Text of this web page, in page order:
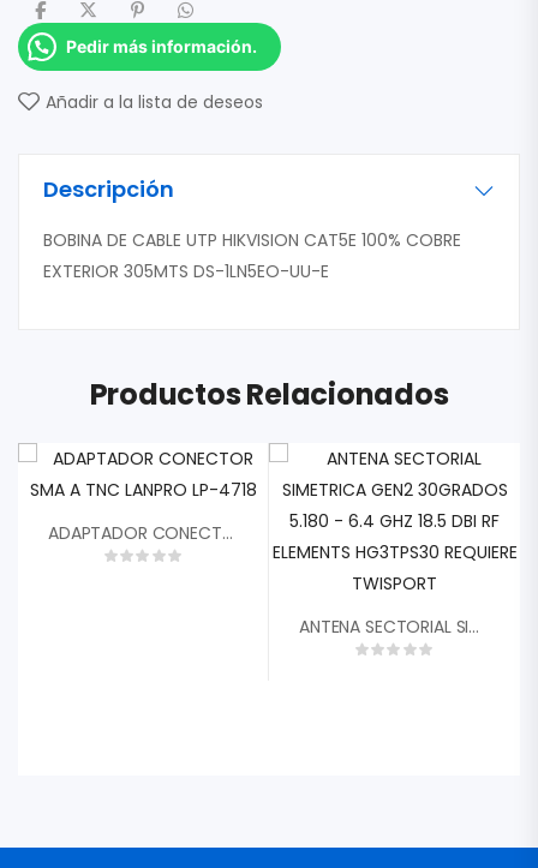
Pedir más información.
Añadir a la lista de deseos
Descripción
BOBINA DE CABLE UTP HIKVISION CAT5E 100% COBRE
EXTERIOR 305MTS DS-1LN5EO-UU-E
Productos Relacionados
ADAPTADOR CONECTOR SMA A TNC LANPRO LP-4718
ANTENA SECTORIAL SIMETRICA GEN2 30GRADOS 5.180 – 6.4 GHZ 18.5 DBI RF ELEMENTS HG3TPS30 REQUIERE TWISPORT